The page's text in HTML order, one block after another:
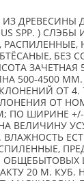
ДРЕВЕСИНЫ
SPP. )
БЕЗ
500-4500
ОТ 4.
ОТ
ПО ШИРИНЕ
ВЕЛИЧИНУ
ОБЩЕБЫТОВЫХ
20 М. КУБ.